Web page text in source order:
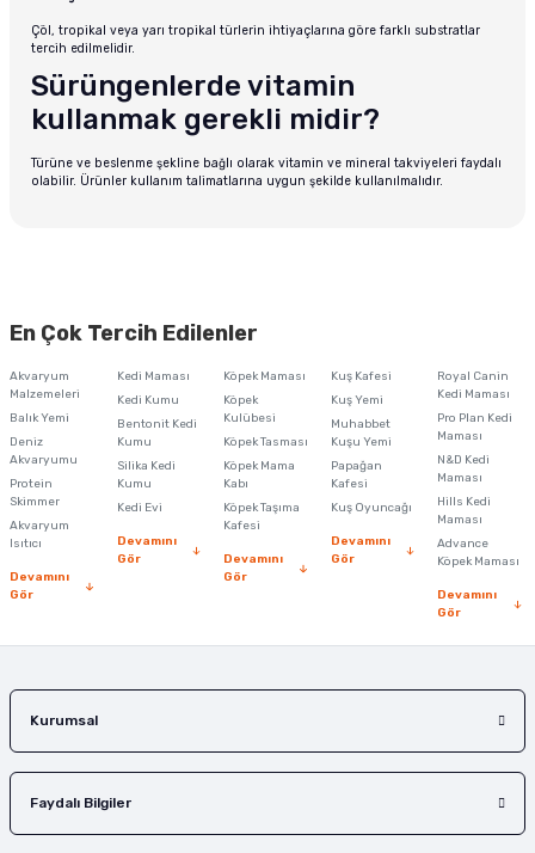
Çöl, tropikal veya yarı tropikal türlerin ihtiyaçlarına göre farklı substratlar
tercih edilmelidir.
Sürüngenlerde vitamin
kullanmak gerekli midir?
Türüne ve beslenme şekline bağlı olarak vitamin ve mineral takviyeleri faydalı
olabilir. Ürünler kullanım talimatlarına uygun şekilde kullanılmalıdır.
En Çok Tercih Edilenler
Akvaryum
Malzemeleri
Balık Yemi
Deniz
Akvaryumu
Protein
Skimmer
Akvaryum
Isıtıcı
Devamını
Gör
Kedi Maması
Kedi Kumu
Bentonit Kedi
Kumu
Silika Kedi
Kumu
Kedi Evi
Devamını
Gör
Köpek Maması
Köpek
Kulübesi
Köpek Tasması
Köpek Mama
Kabı
Köpek Taşıma
Kafesi
Devamını
Gör
Kuş Kafesi
Kuş Yemi
Muhabbet
Kuşu Yemi
Papağan
Kafesi
Kuş Oyuncağı
Devamını
Gör
Royal Canin
Kedi Maması
Pro Plan Kedi
Maması
N&D Kedi
Maması
Hills Kedi
Maması
Advance
Köpek Maması
Devamını
Gör
Kurumsal
Faydalı Bilgiler